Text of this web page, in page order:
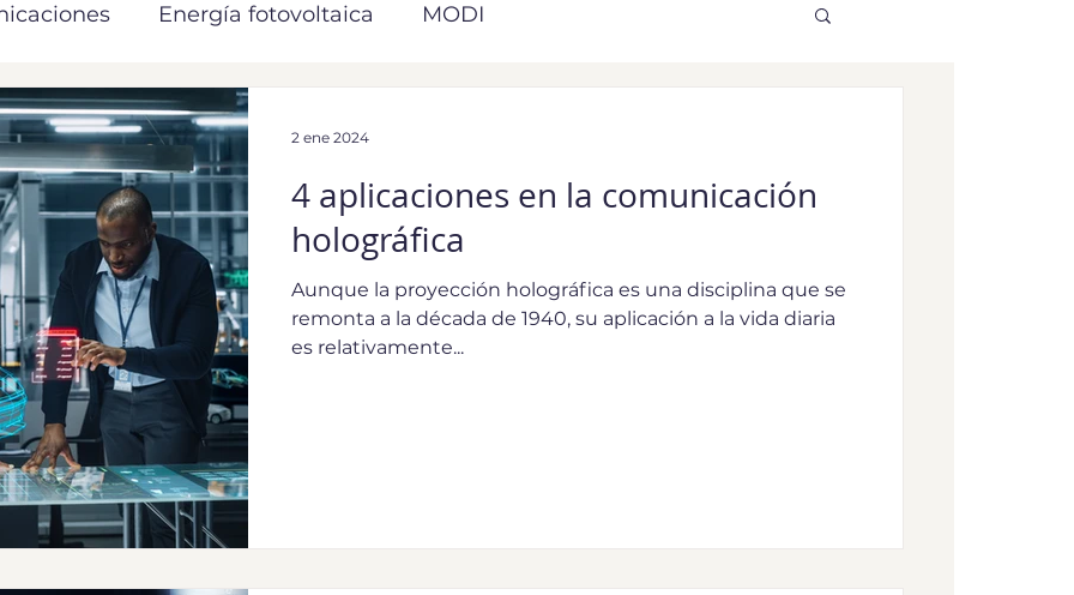
Energía fotovoltaica MODI
4 aplicaciones en la comunicación
holográfica
Aunque la proyección holográfica es una disciplina que se
remonta a la década de 1940, su aplicación a la vida diaria
es relativamente...
2 ene 2024